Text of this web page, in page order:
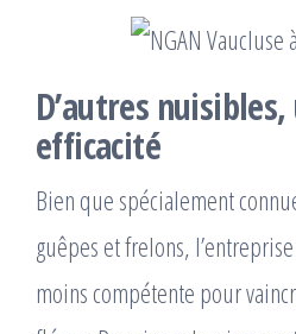
D’autres
efficacité
Bien que spécialement
guêpes et frelons, l’entreprise
moins compétente pour